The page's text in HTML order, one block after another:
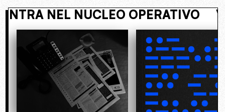
ENTRA NEL NUCLEO